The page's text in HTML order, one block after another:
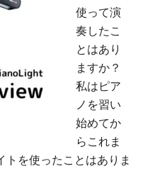
使って演
奏したこ
とはあり
ますか？
私はピア
ノを習い
始めてか
らこれま
を使ったことはありま